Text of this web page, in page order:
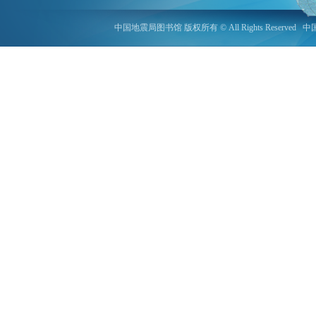
中国地震局图书馆 版权所有 © All Rights Reserved 中